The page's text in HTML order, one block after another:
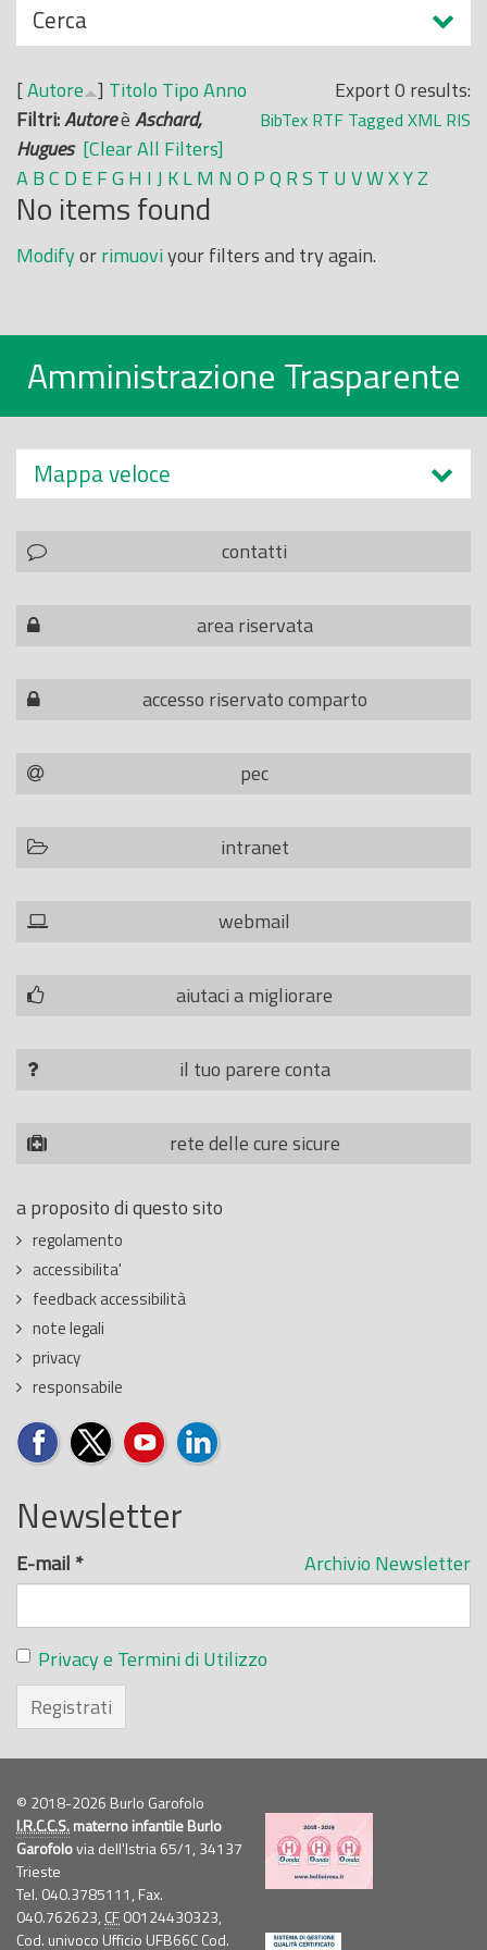
N
a
s
c
o
n
d
i
Cerca
Export 0 results:
BibTex RTF Tagged XML RIS
[Autore ] Titolo TipoAnno
Filtri:AutoreèAschard,
Hugues [Clear All Filters]
ABC D EFG H IJ KLM N O PQ RS T U VWXYZ
No items found
Modifyorrimuoviyour filters and try again.
Amministrazione Trasparente
Mappa veloce
contatti
area riservata
accesso riservato comparto
pec
intranet
webmail
aiutaci a migliorare
il tuo parere conta
rete delle cure sicure
a proposito di questo sito
regolamento
accessibilita'
feedback accessibilità
note legali
privacy
responsabile
Newsletter
Archivio Newsletter
E-mail *
Privacy e Termini di Utilizzo
Registrati
© 2018-2026 Burlo Garofolo
I.R.C.C.S.materno infantile Burlo
Garofolovia dell'Istria 65/1, 34137
Trieste
Tel. 040.3785111, Fax.
040.762623, CF00124430323,
Cod. univoco Ufficio UFB66C Cod.